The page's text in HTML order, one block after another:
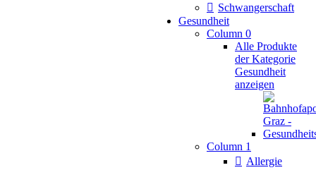
Schwangerschaft
Gesundheit
Column 0
Alle Produkte
der Kategorie
Gesundheit
anzeigen
Column 1
Allergie